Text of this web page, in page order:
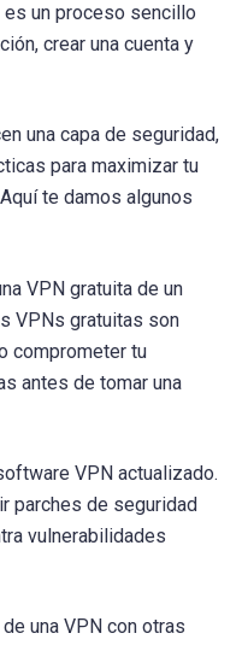
un proceso sencillo
crear una cuenta y
una capa de seguridad,
para maximizar tu
te damos algunos
VPN gratuita de un
VPNs gratuitas son
comprometer tu
antes de tomar una
VPN actualizado.
parches de seguridad
vulnerabilidades
una VPN con otras